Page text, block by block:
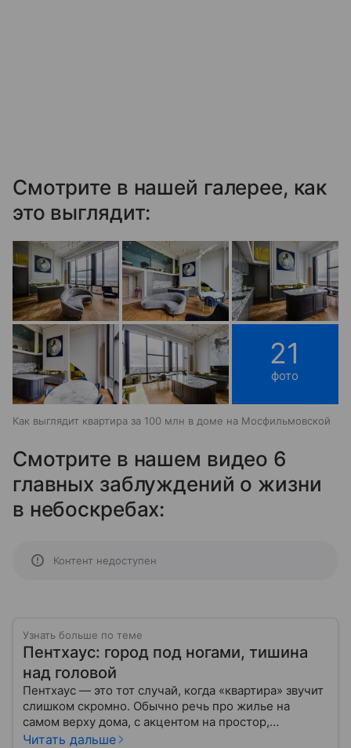
Смотрите в нашей галерее, как
это выглядит:
21
фото
Как выглядит квартира за 100 млн в доме на Мосфильмовской
Смотрите в нашем видео 6
главных заблуждений о жизни
в небоскребах:
Контент недоступен
Узнать больше по теме
Пентхаус: город под ногами, тишина
над головой
Пентхаус — это тот случай, когда «квартира» звучит
слишком скромно. Обычно речь про жилье на
самом верху дома, с акцентом на простор,
приватность и виды.
Читать дальше